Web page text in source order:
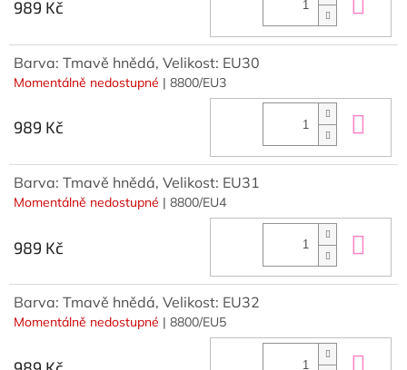
989 Kč
Barva: Tmavě hnědá, Velikost: EU30
Momentálně nedostupné | 8800/EU3
989 Kč
Barva: Tmavě hnědá, Velikost: EU31
Momentálně nedostupné | 8800/EU4
989 Kč
Barva: Tmavě hnědá, Velikost: EU32
Momentálně nedostupné | 8800/EU5